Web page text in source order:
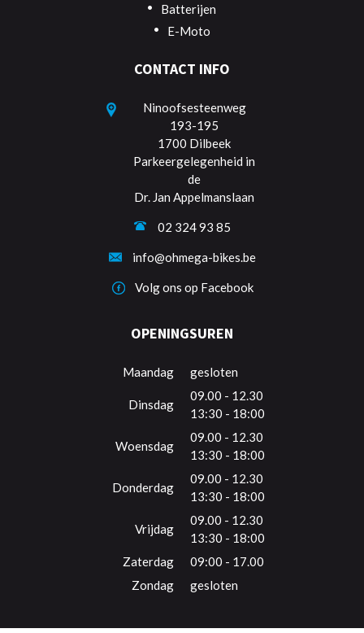
Batterijen
E-Moto
CONTACT INFO
Ninoofsesteenweg
193-195
1700 Dilbeek
Parkeergelegenheid in
de
Dr. Jan Appelmanslaan
02 324 93 85
info@ohmega-bikes.be
Volg ons op Facebook
OPENINGSUREN
Maandag gesloten
Dinsdag
09.00 - 12.30
13:30 - 18:00
Woensdag
09.00 - 12.30
13:30 - 18:00
Donderdag
09.00 - 12.30
13:30 - 18:00
Vrijdag
09.00 - 12.30
13:30 - 18:00
Zaterdag
09:00 - 17.00
Zondag
gesloten